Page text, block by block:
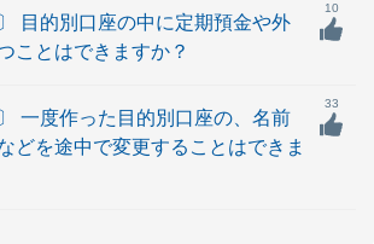
目的別口座の中に定期預金や外
ことはできますか？
10
一度作った目的別口座の、名前
どを途中で変更することはできま
33